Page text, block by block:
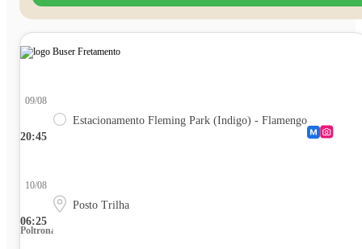
20:45
09/08
Estacionamento Fleming Park (Indigo) - Flamengo
06:25
10/08
Posto Trilha
Poltrona